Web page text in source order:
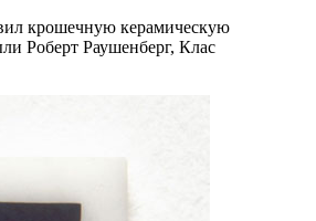
крошечную керамическую
Роберт Раушенберг, Клас